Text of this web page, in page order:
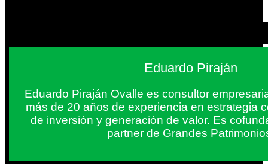
Eduardo Piraján
Eduardo Piraján Ovalle es consultor
más de 20 años de experiencia en estrategia
de inversión y generación de valor. Es
partner de Grandes